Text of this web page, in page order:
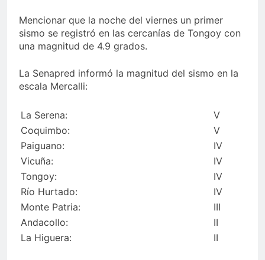
Mencionar que la noche del viernes un primer
sismo se registró en las cercanías de Tongoy con
una magnitud de 4.9 grados.
La Senapred informó la magnitud del sismo en la
escala Mercalli:
La Serena:
V
Coquimbo:
V
Paiguano:
IV
Vicuña:
IV
Tongoy:
IV
Rí­o Hurtado:
IV
Monte Patria:
III
Andacollo:
II
La Higuera:
II